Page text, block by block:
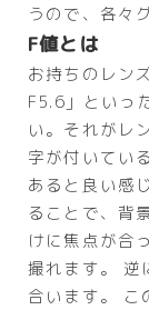
うので、各々
F値とは
お持ちのレン
F5.6」といっ
い。それがレ
字が付いてい
あると良い感
ることで、背
けに焦点が合
撮れます。 逆
合います。 こ